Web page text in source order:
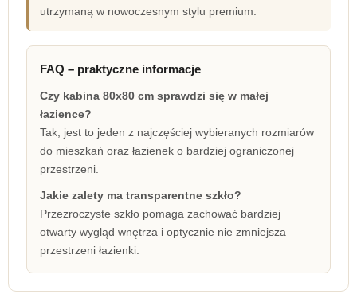
utrzymaną w nowoczesnym stylu premium.
FAQ – praktyczne informacje
Czy kabina 80x80 cm sprawdzi się w małej
łazience?
Tak, jest to jeden z najczęściej wybieranych rozmiarów
do mieszkań oraz łazienek o bardziej ograniczonej
przestrzeni.
Jakie zalety ma transparentne szkło?
Przezroczyste szkło pomaga zachować bardziej
otwarty wygląd wnętrza i optycznie nie zmniejsza
przestrzeni łazienki.